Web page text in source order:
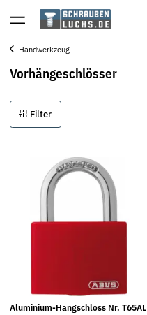
Handwerkzeug
Vorhängeschlösser
Filter
Aluminium-Hangschloss Nr. T65AL